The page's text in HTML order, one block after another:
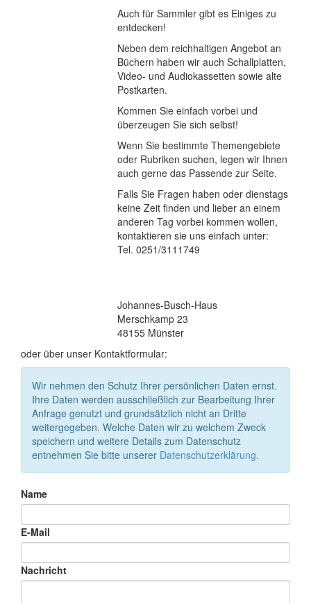
Auch für Sammler gibt es Einiges zu
entdecken!
Neben dem reichhaltigen Angebot an
Büchern haben wir auch Schallplatten,
Video- und Audiokassetten sowie alte
Postkarten.
Kommen Sie einfach vorbei und
überzeugen Sie sich selbst!
Wenn Sie bestimmte Themengebiete
oder Rubriken suchen, legen wir Ihnen
auch gerne das Passende zur Seite.
Falls Sie Fragen haben oder dienstags
keine Zeit finden und lieber an einem
anderen Tag vorbei kommen wollen,
kontaktieren sie uns einfach unter:
Tel. 0251/3111749
Johannes-Busch-Haus
Merschkamp 23
48155 Münster
oder über unser Kontaktformular:
Wir nehmen den Schutz Ihrer persönlichen Daten ernst.
Ihre Daten werden ausschließlich zur Bearbeitung Ihrer
Anfrage genutzt und grundsätzlich nicht an Dritte
weitergegeben. Welche Daten wir zu welchem Zweck
speichern und weitere Details zum Datenschutz
entnehmen Sie bitte unserer Datenschutzerklärung.
Name
E-Mail
Nachricht